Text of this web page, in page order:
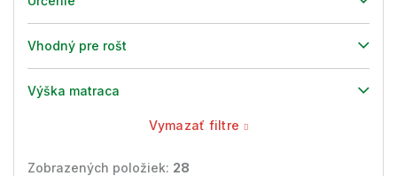
Vhodný pre rošt
Výška matraca
Vymazať filtre
Zobrazených položiek: 28